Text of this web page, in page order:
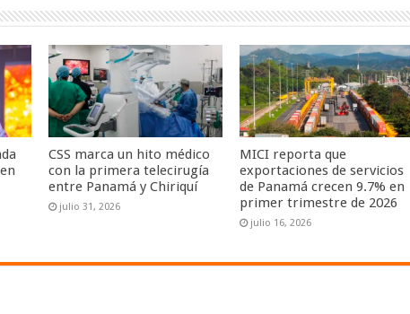
CSS marca un hito médico
con la primera telecirugía
entre Panamá y Chiriquí
julio 31, 2026
MICI reporta que
exportaciones de servicios
de Panamá crecen 9.7% en
primer trimestre de 2026
julio 16, 2026